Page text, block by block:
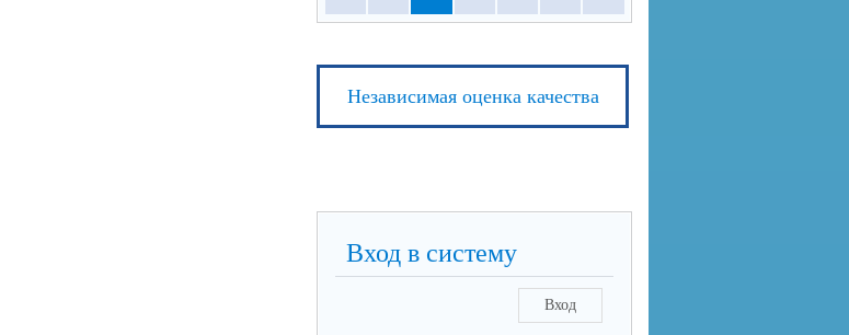
Независимая оценка качества
Вход в систему
Вход